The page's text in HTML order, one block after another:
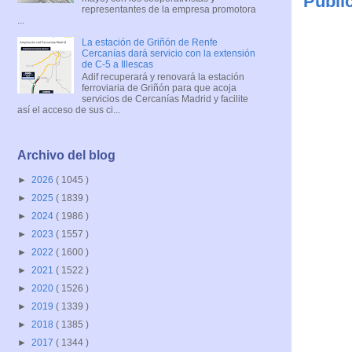
representantes de la empresa promotora
La estación de Griñón de Renfe
Cercanías dará servicio con la extensión
de C-5 a Illescas
Adif recuperará y renovará la estación
ferroviaria de Griñón para que acoja
servicios de Cercanías Madrid y facilite
así el acceso de sus ci...
Archivo del blog
► 2026 ( 1045 )
► 2025 ( 1839 )
► 2024 ( 1986 )
► 2023 ( 1557 )
► 2022 ( 1600 )
► 2021 ( 1522 )
► 2020 ( 1526 )
► 2019 ( 1339 )
► 2018 ( 1385 )
► 2017 ( 1344 )